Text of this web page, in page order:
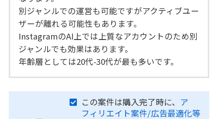
別ジャンルでの運営も可能ですがアクティブユー
ザーが離れる可能性もあります。
InstagramのAI上では上質なアカウントのため別
ジャンルでも効果はあります。
年齢層としては20代-30代が最も多いです。
この案件は購入完了時に、 ア
フィリエイト案件/広告最適化等